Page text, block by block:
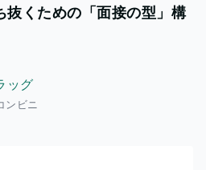
抜くための「面接の型」構
ッグ
ンビニ